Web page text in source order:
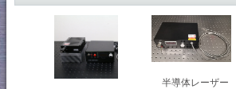
半導体レーザー